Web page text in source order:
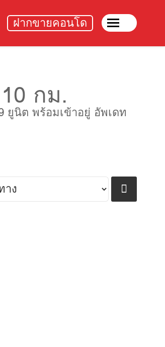
ฝากขายคอนโด
กม.
ยูนิต พร้อมเข้าอยู่ อัพเดท